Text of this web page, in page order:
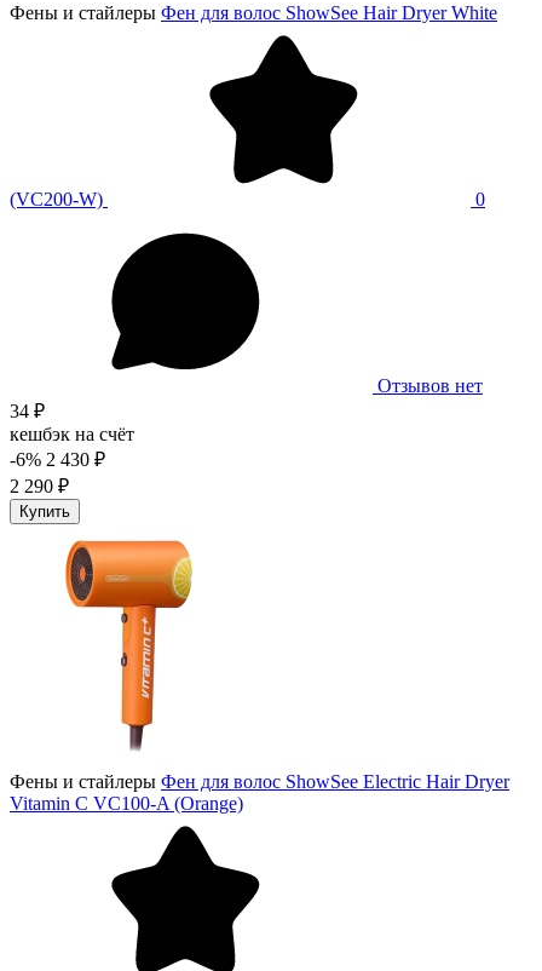
Фены и стайлеры Фен для волос ShowSee Hair Dryer White
(VC200-W) 0
Отзывов нет
34 ₽
кешбэк на счёт
-6% 2 430 ₽
2 290 ₽
Купить
Фены и стайлеры Фен для волос ShowSee Electric Hair Dryer
Vitamin C VC100-A (Orange)